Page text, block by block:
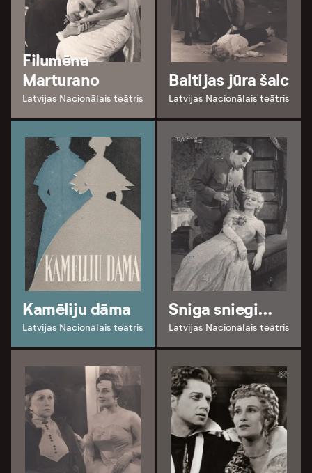
Filumēna
Marturano
Latvijas Nacionālais teātris
Baltijas jūra šalc
Latvijas Nacionālais teātris
Kamēliju dāma
Latvijas Nacionālais teātris
Sniga sniegi…
Latvijas Nacionālais teātris